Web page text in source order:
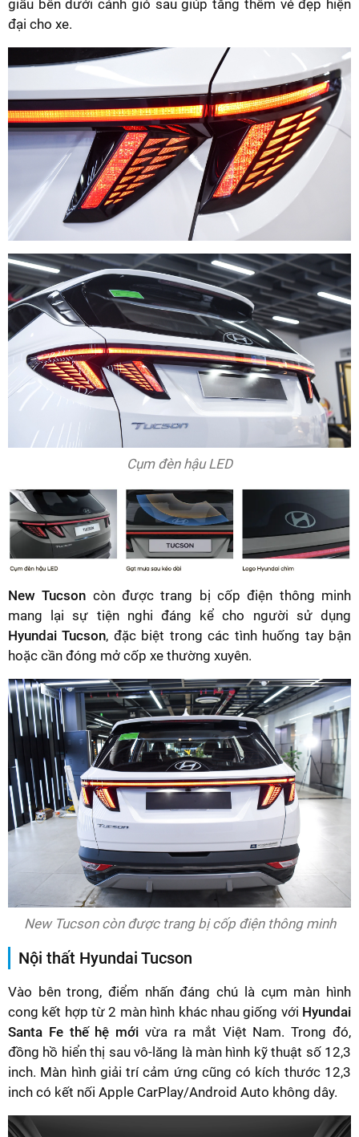
giấu bên dưới cánh gió sau giúp tăng thêm vẻ đẹp hiện
đại cho xe.
Cụm đèn hậu LED
New Tucson còn được trang bị cốp điện thông minh
mang lại sự tiện nghi đáng kể cho người sử dụng
Hyundai Tucson, đặc biệt trong các tình huống tay bận
hoặc cần đóng mở cốp xe thường xuyên.
New Tucson còn được trang bị cốp điện thông minh
Nội thất Hyundai Tucson
Vào bên trong, điểm nhấn đáng chú là cụm màn hình
cong kết hợp từ 2 màn hình khác nhau giống với Hyundai
Santa Fe thế hệ mới vừa ra mắt Việt Nam. Trong đó,
đồng hồ hiển thị sau vô-lăng là màn hình kỹ thuật số 12,3
inch. Màn hình giải trí cảm ứng cũng có kích thước 12,3
inch có kết nối Apple CarPlay/Android Auto không dây.